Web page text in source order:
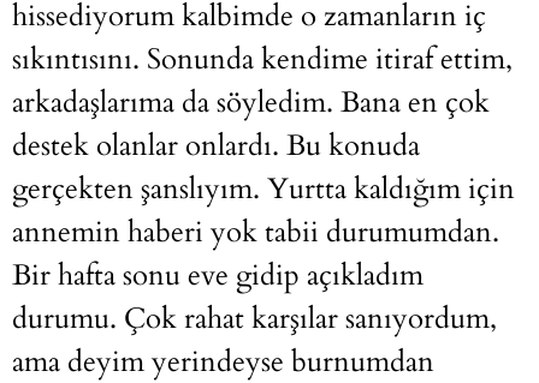
hissediyorum kalbimde o zamanların iç
sıkıntısını. Sonunda kendime itiraf ettim,
arkadaşlarıma da söyledim. Bana en çok
destek olanlar onlardı. Bu konuda
gerçekten şanslıyım. Yurtta kaldığım için
annemin haberi yok tabii durumumdan.
Bir hafta sonu eve gidip açıkladım
durumu. Çok rahat karşılar sanıyordum,
ama deyim yerindeyse burnumdan